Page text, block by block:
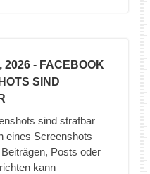
2026 - FACEBOOK
SIND
sind strafbar
eines Screenshots
Posts oder
kann